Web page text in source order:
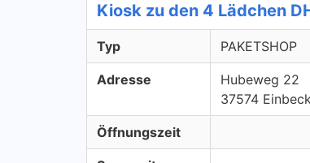
Kiosk zu den 4 Lädchen
Typ PAKETSHOP
Adresse
Hubeweg 22
37574
Öffnungszeit